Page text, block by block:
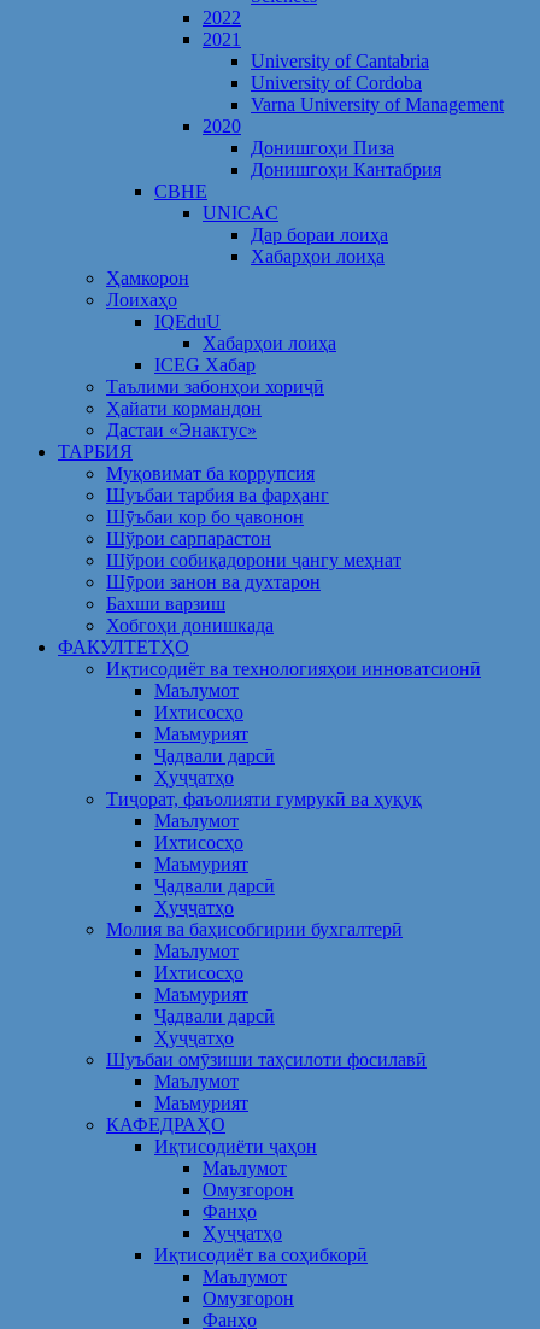
2022
2021
University of Cantabria
University of Cordoba
Varna University of Management
2020
Донишгоҳи Пиза
Донишгоҳи Кантабрия
CBHE
UNICAC
Дар бораи лоиҳа
Хабарҳои лоиҳа
Ҳамкорон
Лоихаҳо
IQEduU
Хабарҳои лоиҳа
ICEG Хабар
Таълими забонҳои хориҷӣ
Ҳайати кормандон
Дастаи «Энактус»
ТАРБИЯ
Муқовимат ба коррупсия
Шуъбаи тарбия ва фарҳанг
Шӯъбаи кор бо ҷавонон
Шўрои сарпарастон
Шўрои собиқадорони ҷангу меҳнат
Шӯрои занон ва духтарон
Бахши варзиш
Хобгоҳи донишкада
ФАКУЛТЕТҲО
Иқтисодиёт ва технологияҳои инноватсионӣ
Маълумот
Ихтисосҳо
Маъмурият
Ҷадвали дарсӣ
Ҳуҷҷатҳо
Тиҷорат, фаъолияти гумрукӣ ва ҳуқуқ
Маълумот
Ихтисосҳо
Маъмурият
Ҷадвали дарсӣ
Ҳуҷҷатҳо
Молия ва баҳисобгирии бухгалтерӣ
Маълумот
Ихтисосҳо
Маъмурият
Ҷадвали дарсӣ
Ҳуҷҷатҳо
Шуъбаи омӯзиши таҳсилоти фосилавӣ
Маълумот
Маъмурият
КАФЕДРАҲО
Иқтисодиёти ҷаҳон
Маълумот
Омузгорон
Фанҳо
Ҳуҷҷатҳо
Иқтисодиёт ва соҳибкорӣ
Маълумот
Омузгорон
Фанҳо